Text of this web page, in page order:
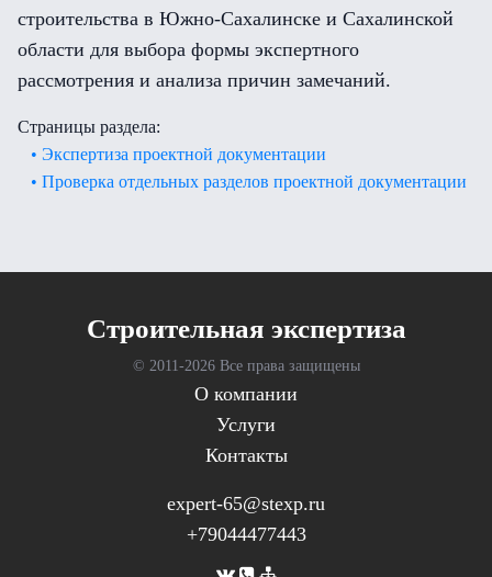
строительства в Южно-Сахалинске и Сахалинской
области для выбора формы экспертного
рассмотрения и анализа причин замечаний.
Страницы раздела:
• Экспертиза проектной документации
• Проверка отдельных разделов проектной документации
Cтроительная экспертиза
© 2011-2026 Все права защищены
О компании
Услуги
Контакты
expert-65@stexp.ru
+79044477443